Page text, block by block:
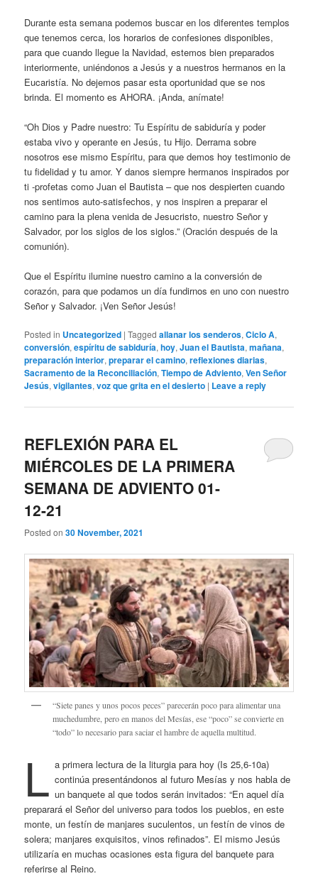
Durante esta semana podemos buscar en los diferentes templos
que tenemos cerca, los horarios de confesiones disponibles,
para que cuando llegue la Navidad, estemos bien preparados
interiormente, uniéndonos a Jesús y a nuestros hermanos en la
Eucaristía. No dejemos pasar esta oportunidad que se nos
brinda. El momento es AHORA. ¡Anda, anímate!
“Oh Dios y Padre nuestro: Tu Espíritu de sabiduría y poder
estaba vivo y operante en Jesús, tu Hijo. Derrama sobre
nosotros ese mismo Espíritu, para que demos hoy testimonio de
tu fidelidad y tu amor. Y danos siempre hermanos inspirados por
ti -profetas como Juan el Bautista – que nos despierten cuando
nos sentimos auto-satisfechos, y nos inspiren a preparar el
camino para la plena venida de Jesucristo, nuestro Señor y
Salvador, por los siglos de los siglos.” (Oración después de la
comunión).
Que el Espíritu ilumine nuestro camino a la conversión de
corazón, para que podamos un día fundirnos en uno con nuestro
Señor y Salvador. ¡Ven Señor Jesús!
Posted in Uncategorized |Tagged allanar los senderos,Ciclo A,
conversión,espíritu de sabiduría,hoy,Juan el Bautista,mañana,
preparación interior,preparar el camino,reflexiones diarias,
Sacramento de la Reconciliación,Tiempo de Adviento,Ven Señor
Jesús,vigilantes,voz que grita en el desierto | Leave a reply
REFLEXIÓN PARA EL
MIÉRCOLES DE LA PRIMERA
SEMANA DE ADVIENTO 01-
12-21
Posted on30 November, 2021
“Siete panes y unos pocos peces” parecerán poco para alimentar una
muchedumbre, pero en manos del Mesías, ese “poco” se convierte en
“todo” lo necesario para saciar el hambre de aquella multitud.
L a primera lectura de la liturgia para hoy (Is 25,6-10a)
continúa presentándonos al futuro Mesías y nos habla de
un banquete al que todos serán invitados: “En aquel día
preparará el Señor del universo para todos los pueblos, en este
monte, un festín de manjares suculentos, un festín de vinos de
solera; manjares exquisitos, vinos refinados”. El mismo Jesús
utilizaría en muchas ocasiones esta figura del banquete para
referirse al Reino.